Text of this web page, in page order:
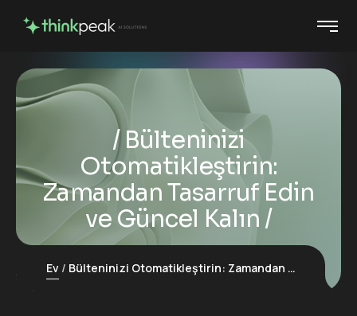
Bülteninizi
Otomatikleştirin:
Zamandan Tasarruf Edin
ve Güncel Kalın
Ev Bülteninizi Otomatikleştirin: Zamandan Tasarruf Edin ve Güncel Kalın